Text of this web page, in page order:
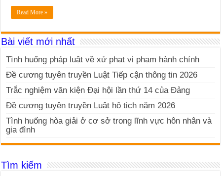
Read More »
Bài viết mới nhất
Tình huống pháp luật về xử phạt vi phạm hành chính
Đề cương tuyên truyền Luật Tiếp cận thông tin 2026
Trắc nghiệm văn kiện Đại hội lần thứ 14 của Đảng
Đề cương tuyên truyền Luật hộ tịch năm 2026
Tình huống hòa giải ở cơ sở trong lĩnh vực hôn nhân và
gia đình
Tìm kiếm